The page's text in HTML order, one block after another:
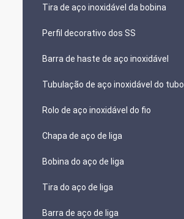
Tira de aço inoxidável da bobina
Perfil decorativo dos SS
Barra de haste de aço inoxidável
Tubulação de aço inoxidável do tubo
Rolo de aço inoxidável do fio
Chapa de aço de liga
Bobina do aço de liga
Tira do aço de liga
Barra de aço de liga